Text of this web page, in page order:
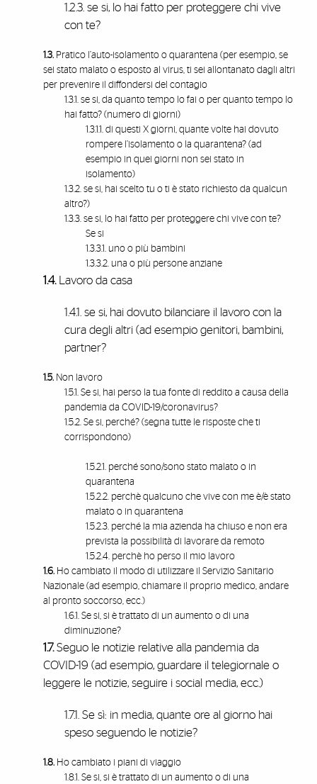
1.2.3. se si, lo hai fatto per proteggere chi vive
con te?
1.3.Pratico l’auto-isolamento o quarantena (per esempio, se
sei stato malato o esposto al virus, ti sei allontanato dagli altri
per prevenire il diffondersi del contagio
1.3.1. se si, da quanto tempo lo fai o per quanto tempo lo
hai fatto? (numero di giorni)
1.3.1.1. di questi X giorni, quante volte hai dovuto
rompere l’isolamento o la quarantena? (ad
esempio in quei giorni non sei stato in
isolamento)
1.3.2. se si, hai scelto tu o ti è stato richiesto da qualcun
altro?)
1.3.3. se si, lo hai fatto per proteggere chi vive con te?
Se si
1.3.3.1. uno o più bambini
1.3.3.2. una o più persone anziane
1.4.Lavoro da casa
1.4.1. se si, hai dovuto bilanciare il lavoro con la
cura degli altri (ad esempio genitori, bambini,
partner?
1.5.Non lavoro
1.5.1. Se si, hai perso la tua fonte di reddito a causa della
pandemia da COVID-19/coronavirus?
1.5.2. Se si, perché? (segna tutte le risposte che ti
corrispondono)
1.5.2.1. perché sono/sono stato malato o in
quarantena
1.5.2.2. perchè qualcuno che vive con me è/è stato
malato o in quarantena
1.5.2.3. perché la mia azienda ha chiuso e non era
prevista la possibilità di lavorare da remoto
1.5.2.4. perchè ho perso il mio lavoro
1.6.Ho cambiato il modo di utilizzare il Servizio Sanitario
Nazionale (ad esempio, chiamare il proprio medico, andare
al pronto soccorso, ecc.)
1.6.1. Se si, si è trattato di un aumento o di una
diminuzione?
1.7.Seguo le notizie relative alla pandemia da
COVID-19 (ad esempio, guardare il telegiornale o
leggere le notizie, seguire i social media, ecc.)
1.7.1. Se sì: in media, quante ore al giorno hai
speso seguendo le notizie?
1.8.Ho cambiato i piani di viaggio
1.8.1. Se si, si è trattato di un aumento o di una